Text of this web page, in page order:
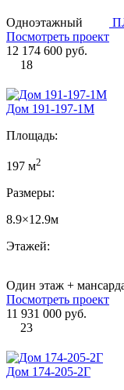
Одноэтажный
Посмотреть проект
12 174 600 руб.
18
Дом 191-197-1М
Площадь:
197 м2
Размеры:
8.9×12.9м
Этажей:
Один этаж +
Посмотреть проект
11 931 000 руб.
23
Дом 174-205-2Г